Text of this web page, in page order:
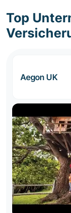
Top
Aegon UK